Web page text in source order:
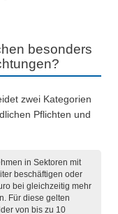
besonders
zwei Kategorien
Pflichten und
in Sektoren mit
beschäftigen oder
bei gleichzeitig mehr
Für diese gelten
von bis zu 10